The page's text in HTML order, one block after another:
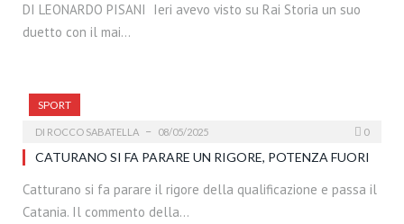
DI LEONARDO PISANI Ieri avevo visto su Rai Storia un suo
duetto con il mai…
SPORT
DI ROCCO SABATELLA 08/05/2025 0
CATURANO SI FA PARARE UN RIGORE, POTENZA FUORI
Catturano si fa parare il rigore della qualificazione e passa il
Catania. Il commento della…